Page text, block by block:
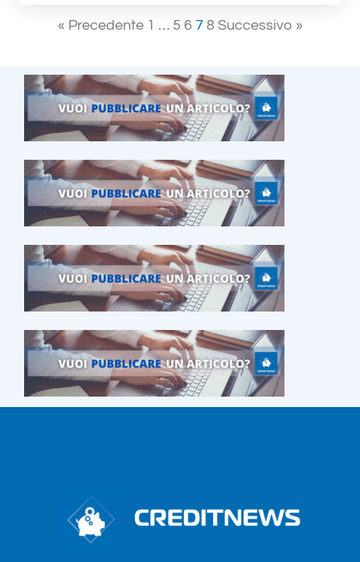
« Precedente 1 … 5 6 7 8 Successivo »